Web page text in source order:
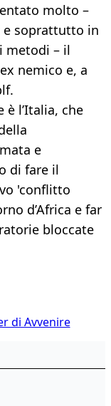
molto –
soprattutto in
metodi – il
nemico e, a
è l’Italia, che
e
di fare il
'conflitto
d’Africa e far
bloccate
di Avvenire